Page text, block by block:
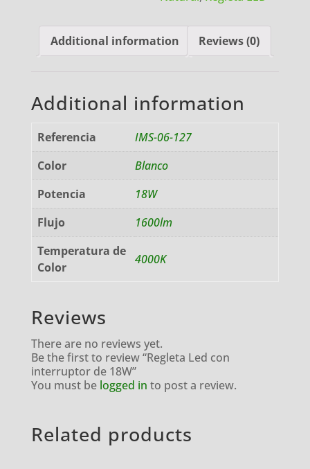
Additional information Reviews (0)
Additional information
Referencia
IMS-06-127
Color
Blanco
Potencia
18W
Flujo
1600lm
Temperatura de
Color
4000K
Reviews
There are no reviews yet.
Be the first to review “Regleta Led con
interruptor de 18W”
You must be logged in to post a review.
Related products